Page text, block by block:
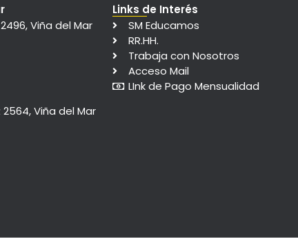
Viña del Mar
Viña del Mar
Links de Interés
SM Educamos
RR.HH.
Trabaja con Nosotros
Acceso Mail
LInk de Pago Mensualidad